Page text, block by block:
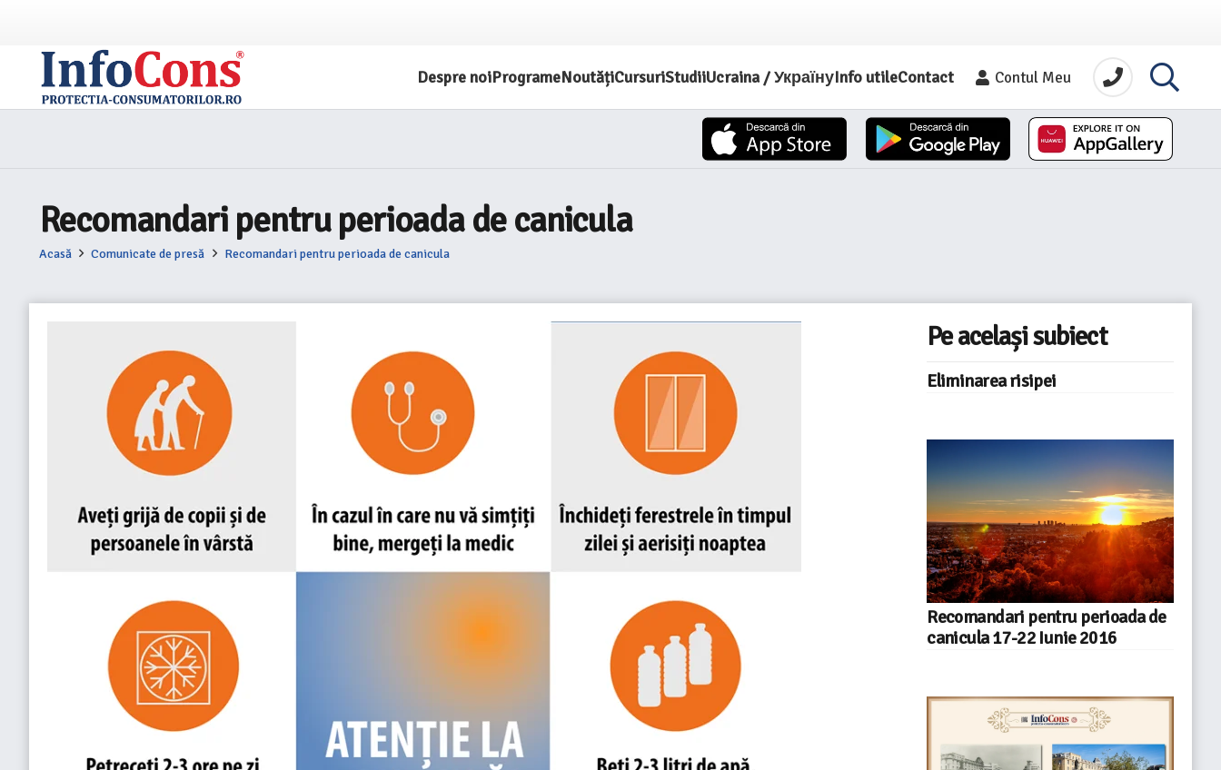
Despre noiProgrameNoutățiCursuriStudiiUcraina / УкраїнуInfo utileContact Contul Meu
Recomandari pentru perioada de canicula
Acasă Comunicate de presă Recomandari pentru perioada de canicula
Pe același subiect
Eliminarea risipei
Recomandari pentru perioada de
canicula 17-22 Iunie 2016